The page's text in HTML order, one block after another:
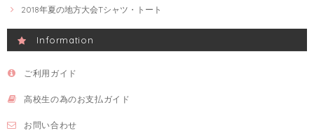
2018年夏の地方大会Tシャツ・トート
Information
ご利用ガイド
高校生の為のお支払ガイド
お問い合わせ